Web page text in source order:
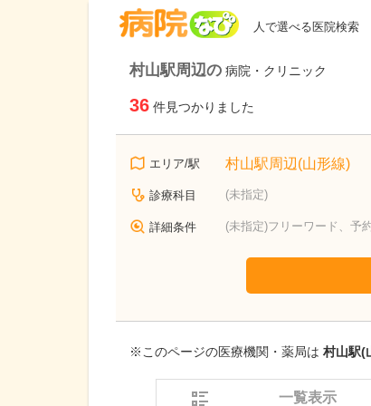
人で選べる医院検索
村山駅周辺の 病院・クリニック
36 件見つかりました
エリア/駅 村山駅周辺(山形線)
診療科目 (未指定)
詳細条件 (未指定)フリーワード、予
※このページの医療機関・薬局は 村山駅(
一覧表示